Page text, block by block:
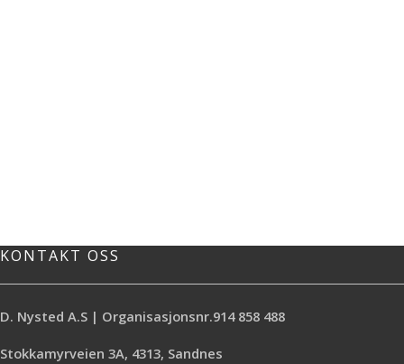
KONTAKT OSS
D. Nysted A.S | Organisasjonsnr.914 858 488
Stokkamyrveien 3A, 4313, Sandnes